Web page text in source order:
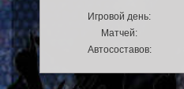
Игровой день:
Матчей:
Автосоставов: